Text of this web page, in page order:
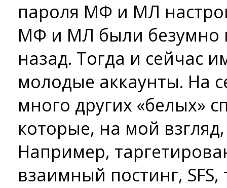
пароля МФ и МЛ
МФ и МЛ были безумно
назад. Тогда и сейчас
молодые аккаунты. На
много других «белых»
которые, на мой
Например,
взаимный постинг,